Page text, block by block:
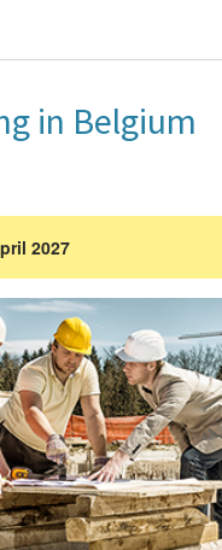
in Belgium
2027